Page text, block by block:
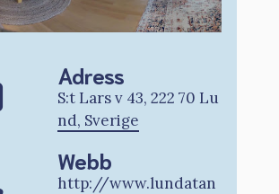
Adress
S:t Lars v 43, 222 70 Lu
nd, Sverige
Webb
http://www.lundatan